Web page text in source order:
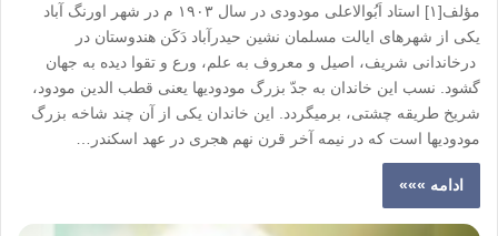
مؤلف[۱] استاد اَبُوالاعلی مودودی در سال ۱۹۰۳ م در شهر اورنگ آباد
یکی از شهرهای ایالت مسلمان نشین حیدرآباد دَکَن هندوستان در
درخاندانی شریف، اصیل و معروف به علم، ورع و تقوا دیده به جهان
گشود. نسب این خاندان به جدّ بزرگ مودودی­ها یعنی قطب الدین مودود،
شریخ طریقه چشتی، برمی­گردد. این خاندان یکی از آن چند شاخه بزرگ
مودودی­ها است که در نیمه آخر قرن نهم هجری در عهد اسکندر…
ادامه »»»